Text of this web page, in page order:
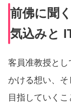
前佛に聞
気込みと
客員准教授とし
かける想い、
目指していくこ